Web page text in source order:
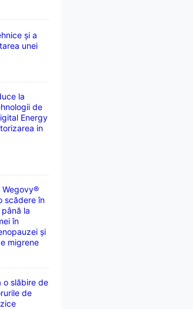
și a
unei
la
de
Energy
in
Wegovy®
scădere în
la
în
și
migrene
o slăbire de
de